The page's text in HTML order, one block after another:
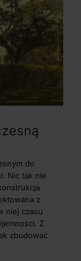
do
Nic tak nie
z
niej czasu
Z
zbudować